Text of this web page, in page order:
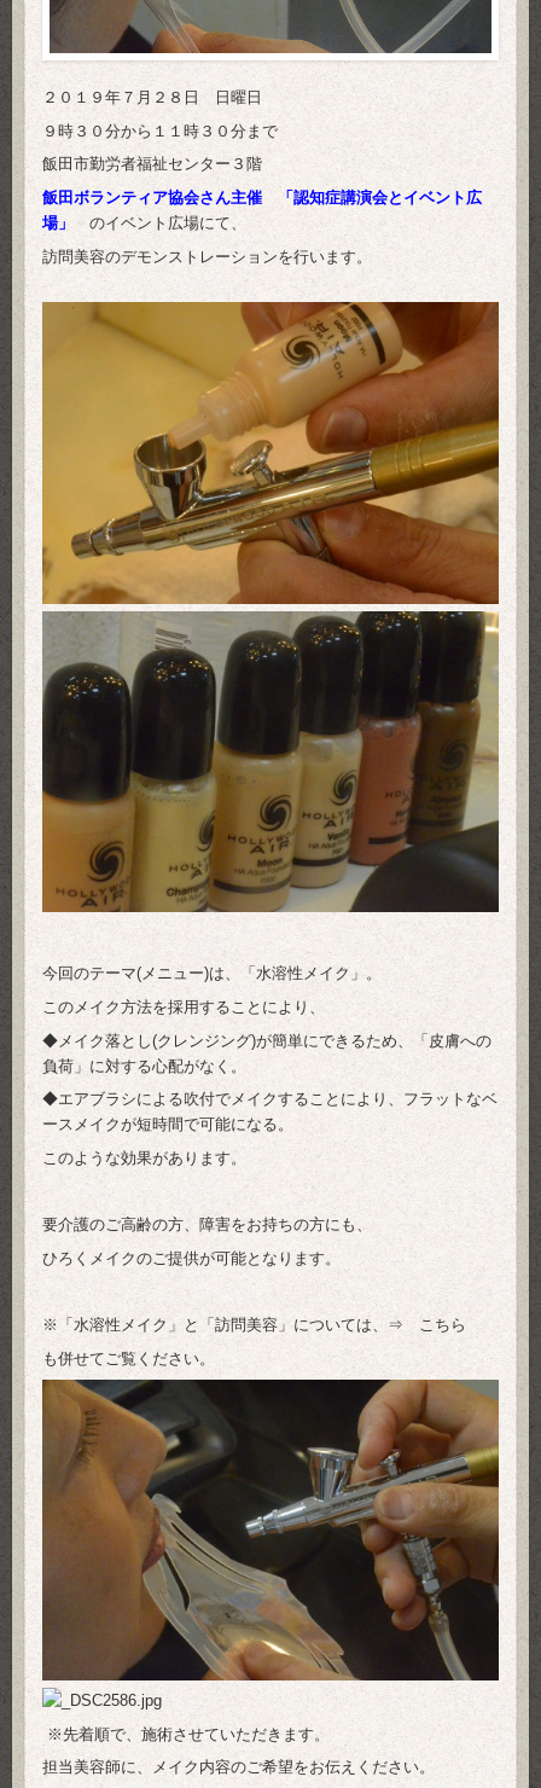
２０１９年７月２８日 日曜日
９時３０分から１１時３０分まで
飯田市勤労者福祉センター３階
飯田ボランティア協会さん主催 「認知症講演会とイベント広
場」 のイベント広場にて、
訪問美容のデモンストレーションを行います。
今回のテーマ(メニュー)は、「水溶性メイク」。
このメイク方法を採用することにより、
◆メイク落とし(クレンジング)が簡単にできるため、「皮膚への
負荷」に対する心配がなく。
◆エアブラシによる吹付でメイクすることにより、フラットなベ
ースメイクが短時間で可能になる。
このような効果があります。
要介護のご高齢の方、障害をお持ちの方にも、
ひろくメイクのご提供が可能となります。
※「水溶性メイク」と「訪問美容」については、⇒ こちら
も併せてご覧ください。
※先着順で、施術させていただきます。
担当美容師に、メイク内容のご希望をお伝えください。